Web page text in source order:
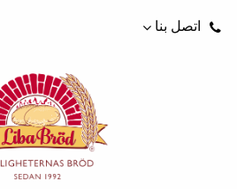
اتصل بنا